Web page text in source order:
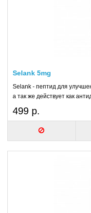
Selank 5mg
Selank - пептид для
а так же действует как
499 р.